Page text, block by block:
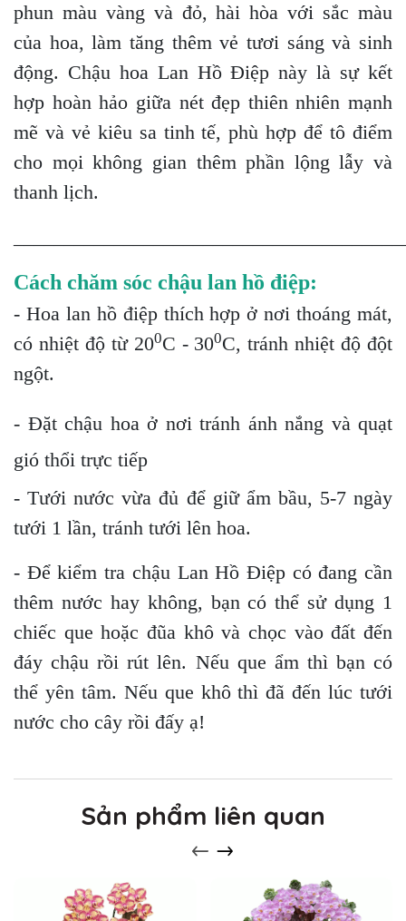
phun màu vàng và đỏ, hài hòa với sắc màu
của hoa, làm tăng thêm vẻ tươi sáng và sinh
động. Chậu hoa Lan Hồ Điệp này là sự kết
hợp hoàn hảo giữa nét đẹp thiên nhiên mạnh
mẽ và vẻ kiêu sa tinh tế, phù hợp để tô điểm
cho mọi không gian thêm phần lộng lẫy và
thanh lịch.
Cách chăm sóc chậu lan hồ điệp:
- Hoa lan hồ điệp thích hợp ở nơi thoáng mát,
có nhiệt độ từ 200C - 300C, tránh nhiệt độ đột
ngột.
- Đặt chậu hoa ở nơi tránh ánh nắng và quạt
gió thổi trực tiếp
- Tưới nước vừa đủ để giữ ẩm bầu, 5-7 ngày
tưới 1 lần, tránh tưới lên hoa.
- Để kiểm tra chậu Lan Hồ Điệp có đang cần
thêm nước hay không, bạn có thể sử dụng 1
chiếc que hoặc đũa khô và chọc vào đất đến
đáy chậu rồi rút lên. Nếu que ẩm thì bạn có
thể yên tâm. Nếu que khô thì đã đến lúc tưới
nước cho cây rồi đấy ạ!
Sản phẩm liên quan